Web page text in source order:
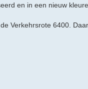
en in een nieuw
Verkehrsrote 6400.